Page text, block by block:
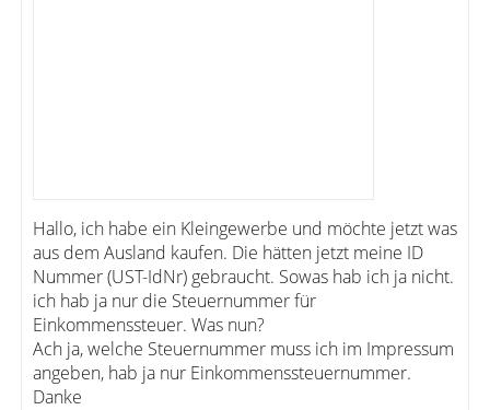
Hallo, ich habe ein Kleingewerbe und möchte jetzt was
aus dem Ausland kaufen. Die hätten jetzt meine ID
Nummer (UST-IdNr) gebraucht. Sowas hab ich ja nicht.
ich hab ja nur die Steuernummer für
Einkommenssteuer. Was nun?
Ach ja, welche Steuernummer muss ich im Impressum
angeben, hab ja nur Einkommenssteuernummer.
Danke